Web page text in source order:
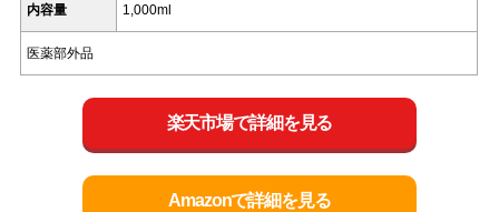
内容量 1,000ml
医薬部外品
楽天市場で詳細を見る
Amazonで詳細を見る